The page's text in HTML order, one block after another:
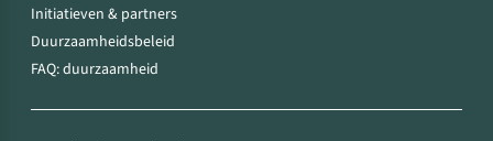
Initiatieven & partners
Duurzaamheidsbeleid
FAQ: duurzaamheid